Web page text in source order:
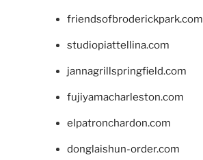
friendsofbroderickpark.com
studiopiattellina.com
jannagrillspringfield.com
fujiyamacharleston.com
elpatronchardon.com
donglaishun-order.com